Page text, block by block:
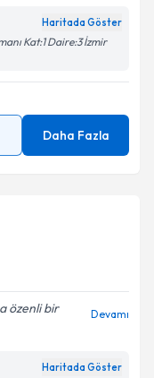
Haritada Göster
Kat:1 Daire:3 İzmir
Daha Fazla
özenli bir
Devamı
Haritada Göster